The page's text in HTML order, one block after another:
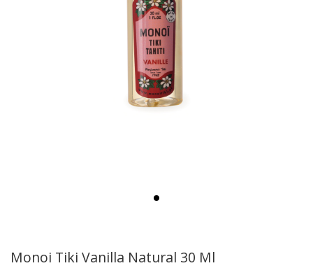
Monoi Tiki Vanilla Natural 30 Ml